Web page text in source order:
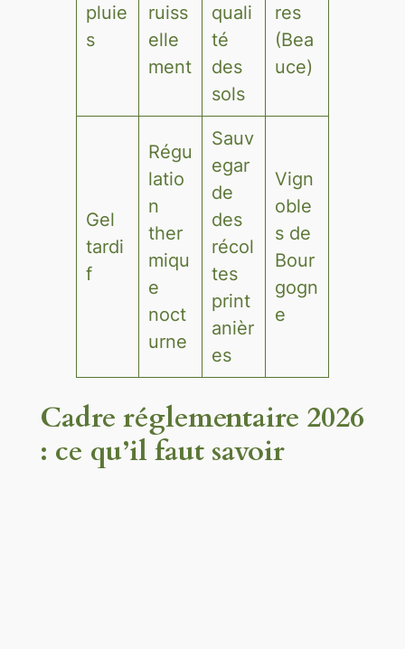
pluie
s
ruiss
elle
ment
quali
té
des
sols
res
(Bea
uce)
Gel
tardi
f
Régu
latio
n
ther
miqu
e
noct
urne
Sauv
egar
de
des
récol
tes
print
anièr
es
Vign
oble
s de
Bour
gogn
e
Cadre réglementaire 2026
: ce qu’il faut savoir